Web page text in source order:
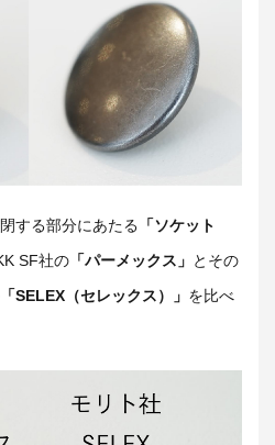
する部分にあたる 「ソケット
SF社の 「パーメックス」 とその
「SELEX（セレックス）」 を比べ